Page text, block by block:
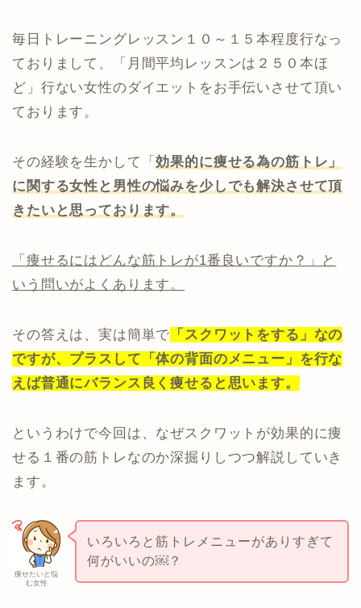
毎日トレーニングレッスン１０～１５本程度行なっ
ておりまして、「月間平均レッスンは２５０本ほ
ど」行ない女性のダイエットをお手伝いさせて頂い
ております。
その経験を生かして「効果的に痩せる為の筋トレ」
に関する女性と男性の悩みを少しでも解決させて頂
きたいと思っております。
「痩せるにはどんな筋トレが1番良いですか？」と
いう問いがよくあります。
その答えは、実は簡単で 「スクワットをする」なの
ですが、プラスして「体の背面のメニュー」を行な
えば普通にバランス良く痩せると思います。
というわけで今回は、なぜスクワットが効果的に痩
せる１番の筋トレなのか深掘りしつつ解説していき
ます。
痩せたいと悩
む女性
いろいろと筋トレメニューがありすぎて
何がいいの￼？